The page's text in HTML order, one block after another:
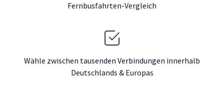
Fernbusfahrten-Vergleich
Wähle zwischen tausenden Verbindungen innerhalb
Deutschlands & Europas